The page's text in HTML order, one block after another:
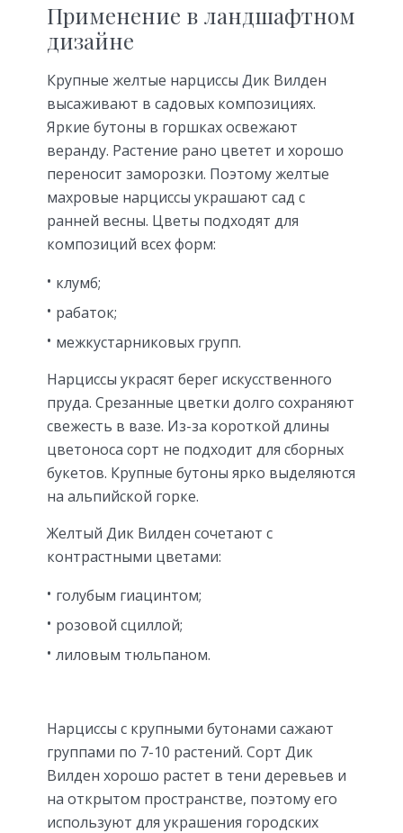
Применение в ландшафтном
дизайне
Крупные желтые нарциссы Дик Вилден
высаживают в садовых композициях.
Яркие бутоны в горшках освежают
веранду. Растение рано цветет и хорошо
переносит заморозки. Поэтому желтые
махровые нарциссы украшают сад с
ранней весны. Цветы подходят для
композиций всех форм:
клумб;
рабаток;
межкустарниковых групп.
Нарциссы украсят берег искусственного
пруда. Срезанные цветки долго сохраняют
свежесть в вазе. Из-за короткой длины
цветоноса сорт не подходит для сборных
букетов. Крупные бутоны ярко выделяются
на альпийской горке.
Желтый Дик Вилден сочетают с
контрастными цветами:
голубым гиацинтом;
розовой сциллой;
лиловым тюльпаном.
Нарциссы с крупными бутонами сажают
группами по 7-10 растений. Сорт Дик
Вилден хорошо растет в тени деревьев и
на открытом пространстве, поэтому его
используют для украшения городских